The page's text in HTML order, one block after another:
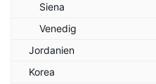
Siena
Venedig
Jordanien
Korea